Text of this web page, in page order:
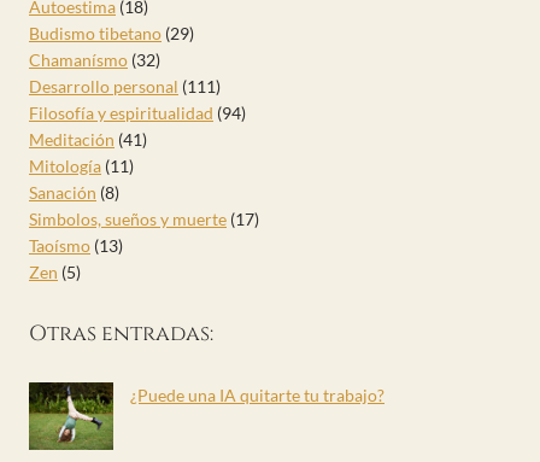
Autoestima (18)
Budismo tibetano (29)
Chamanísmo (32)
Desarrollo personal (111)
Filosofía y espiritualidad (94)
Meditación (41)
Mitología (11)
Sanación (8)
Simbolos, sueños y muerte (17)
Taoísmo (13)
Zen (5)
Otras entradas:
¿Puede una IA quitarte tu trabajo?